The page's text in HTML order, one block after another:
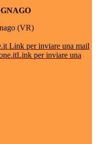
(VR)
Link per inviare una mail
Link per inviare una